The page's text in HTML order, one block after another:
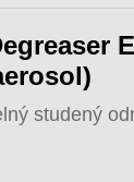
studený